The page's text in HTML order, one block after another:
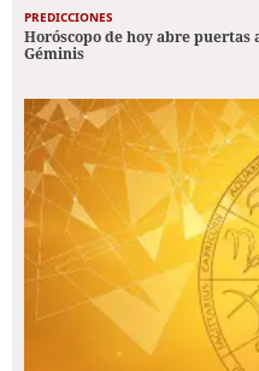
PREDICCIONES
Horóscopo de hoy abre
Géminis